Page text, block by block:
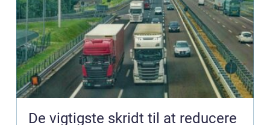
De vigtigste skridt til at reducere